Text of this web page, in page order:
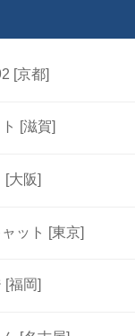
[京都]
[滋賀]
[大阪]
ット [東京]
[福岡]